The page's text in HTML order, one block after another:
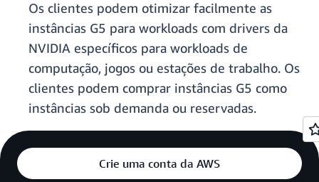
Os clientes podem otimizar facilmente as
instâncias G5 para workloads com drivers da
NVIDIA específicos para workloads de
computação, jogos ou estações de trabalho. Os
clientes podem comprar instâncias G5 como
instâncias sob demanda ou reservadas.
Crie uma conta da AWS